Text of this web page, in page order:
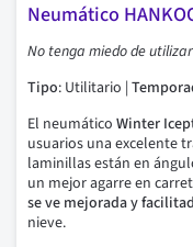
Neumático
No tenga miedo de
Tipo: Utilitario |
El neumático Winter
usuarios una excelente
laminillas están en
un mejor agarre en
se ve mejorada y
nieve.